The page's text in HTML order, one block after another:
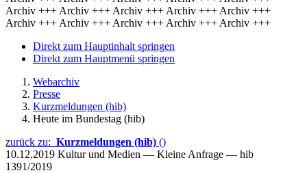
Archiv +++ Archiv +++ Archiv +++ Archiv +++ Archiv +++
Archiv +++ Archiv +++ Archiv +++ Archiv +++ Archiv +++
Direkt zum Hauptinhalt springen
Direkt zum Hauptmenü springen
Webarchiv
Presse
Kurzmeldungen (hib)
Heute im Bundestag (hib)
zurück zu: Kurzmeldungen (hib) ()
10.12.2019 Kultur und Medien — Kleine Anfrage — hib
1391/2019